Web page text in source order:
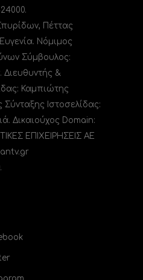
Πέττας
Νόμιμος
Σύμβουλος:
&
Καμπιώτης
Ιστοσελίδας:
Δικαιούχος Domain:
ΕΠΙΧΕΙΡΗΣΕΙΣ ΑΕ